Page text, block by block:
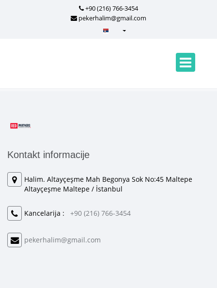
+90 (216) 766-3454
pekerhalim@gmail.com
Kontakt informacije
Halim. Altayçeşme Mah Begonya Sok No:45 Maltepe
Altayçeşme Maltepe / İstanbul
Kancelarija : +90 (216) 766-3454
pekerhalim@gmail.com